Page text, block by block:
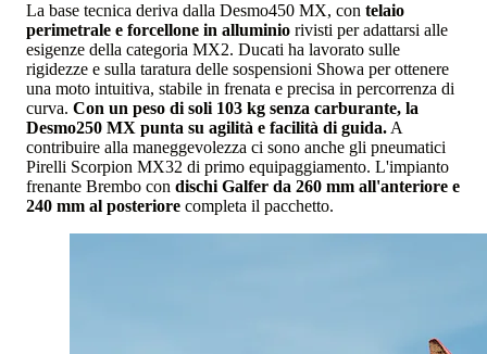
La base tecnica deriva dalla Desmo450 MX, con telaio
perimetrale e forcellone in alluminio rivisti per adattarsi alle
esigenze della categoria MX2. Ducati ha lavorato sulle
rigidezze e sulla taratura delle sospensioni Showa per ottenere
una moto intuitiva, stabile in frenata e precisa in percorrenza di
curva. Con un peso di soli 103 kg senza carburante, la
Desmo250 MX punta su agilità e facilità di guida.A
contribuire alla maneggevolezza ci sono anche gli pneumatici
Pirelli Scorpion MX32 di primo equipaggiamento. L'impianto
frenante Brembo con dischi Galfer da 260 mm all'anteriore e
240 mm al posteriore completa il pacchetto.